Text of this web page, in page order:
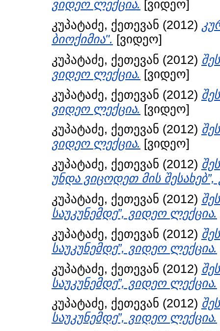
ვიდეო ლექცია. [ვიდეო]
კუპატაძე, ქეთევან (2012)
ბიოქიმია". [ვიდეო]
კუპატაძე, ქეთევან (2012)
ვიდეო ლექცია. [ვიდეო]
კუპატაძე, ქეთევან (2012)
ვიდეო ლექცია. [ვიდეო]
კუპატაძე, ქეთევან (2012)
ვიდეო ლექცია. [ვიდეო]
კუპატაძე, ქეთევან (2012)
უნდა ვიცოდეთ მის
კუპატაძე, ქეთევან (2012)
საუკუნემდე”, ვიდეო ლექცია.
კუპატაძე, ქეთევან (2012)
საუკუნემდე”, ვიდეო ლექცია.
კუპატაძე, ქეთევან (2012)
საუკუნემდე”, ვიდეო ლექცია.
კუპატაძე, ქეთევან (2012)
საუკუნემდე”, ვიდეო ლექცია.